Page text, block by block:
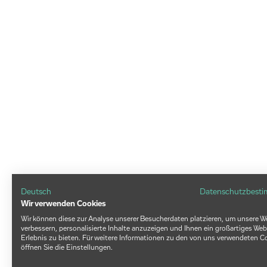
Deutsch
Wir verwenden Cookies
Wir können diese zur Analyse unserer Besucherdaten platzieren, um unsere
verbessern, personalisierte Inhalte anzuzeigen und Ihnen ein großartiges
Erlebnis zu bieten. Für weitere Informationen zu den von uns verwendeten
öffnen Sie die Einstellungen.